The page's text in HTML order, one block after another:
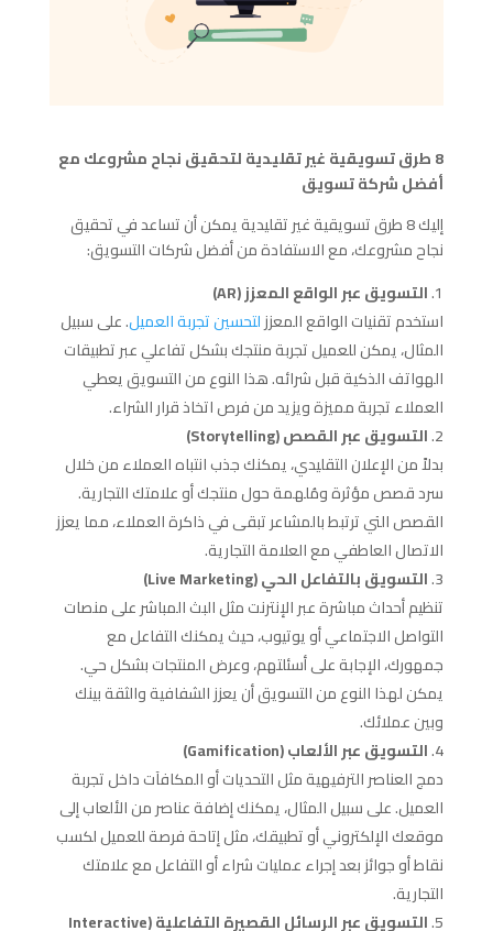
8 طرق تسويقية غير تقليدية لتحقيق نجاح مشروعك مع
أفضل شركة تسويق
إليك 8 طرق تسويقية غير تقليدية يمكن أن تساعد في تحقيق
نجاح مشروعك، مع الاستفادة من أفضل شركات التسويق:
التسويق عبر الواقع المعزز (AR)
استخدم تقنيات الواقع المعززلتحسين تجربة العميل. على سبيل
المثال، يمكن للعميل تجربة منتجك بشكل تفاعلي عبر تطبيقات
الهواتف الذكية قبل شرائه. هذا النوع من التسويق يعطي
العملاء تجربة مميزة ويزيد من فرص اتخاذ قرار الشراء.
التسويق عبر القصص (Storytelling)
بدلاً من الإعلان التقليدي، يمكنك جذب انتباه العملاء من خلال
سرد قصص مؤثرة ومُلهمة حول منتجك أو علامتك التجارية.
القصص التي ترتبط بالمشاعر تبقى في ذاكرة العملاء، مما يعزز
الاتصال العاطفي مع العلامة التجارية.
التسويق بالتفاعل الحي (Live Marketing)
تنظيم أحداث مباشرة عبر الإنترنت مثل البث المباشر على منصات
التواصل الاجتماعي أو يوتيوب، حيث يمكنك التفاعل مع
جمهورك، الإجابة على أسئلتهم، وعرض المنتجات بشكل حي.
يمكن لهذا النوع من التسويق أن يعزز الشفافية والثقة بينك
وبين عملائك.
التسويق عبر الألعاب (Gamification)
دمج العناصر الترفيهية مثل التحديات أو المكافآت داخل تجربة
العميل. على سبيل المثال، يمكنك إضافة عناصر من الألعاب إلى
موقعك الإلكتروني أو تطبيقك، مثل إتاحة فرصة للعميل لكسب
نقاط أو جوائز بعد إجراء عمليات شراء أو التفاعل مع علامتك
التجارية.
التسويق عبر الرسائل القصيرة التفاعلية (Interactive